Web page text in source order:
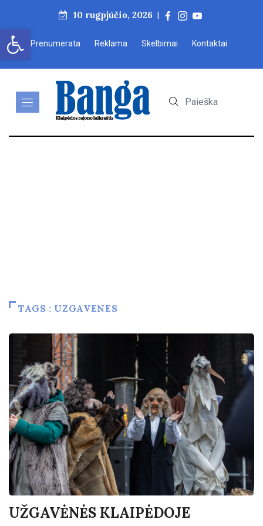
Open toolbar
10 rugpjūčio, 2026 |
Prenumerata Reklama Skelbimai Kontaktai
TAGS : UZGAVENES
UŽGAVĖNĖS KLAIPĖDOJE